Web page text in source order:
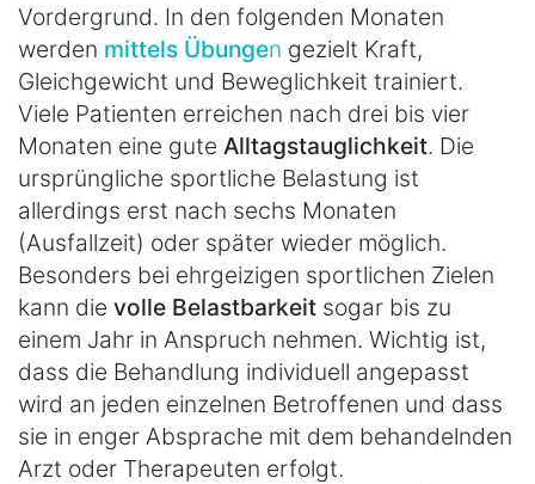
Vordergrund. In den folgenden Monaten
werden mittels Übungen gezielt Kraft,
Gleichgewicht und Beweglichkeit trainiert.
Viele Patienten erreichen nach drei bis vier
Monaten eine gute Alltagstauglichkeit. Die
ursprüngliche sportliche Belastung ist
allerdings erst nach sechs Monaten
(Ausfallzeit) oder später wieder möglich.
Besonders bei ehrgeizigen sportlichen Zielen
kann die volle Belastbarkeit sogar bis zu
einem Jahr in Anspruch nehmen. Wichtig ist,
dass die Behandlung individuell angepasst
wird an jeden einzelnen Betroffenen und dass
sie in enger Absprache mit dem behandelnden
Arzt oder Therapeuten erfolgt.